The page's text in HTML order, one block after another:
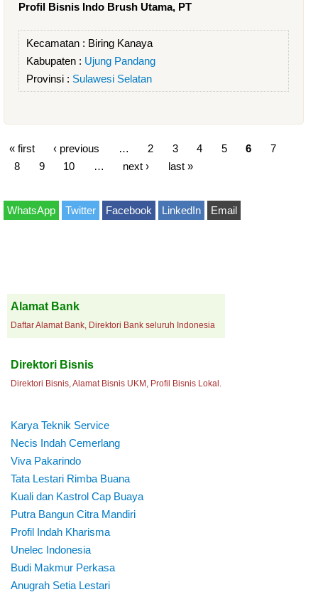
Profil Bisnis Indo Brush Utama, PT
Kecamatan : Biring Kanaya
Kabupaten : Ujung Pandang
Provinsi : Sulawesi Selatan
« first ‹ previous 2 3 4 5 6
7
8
9 10 next › last »
WhatsApp Twitter Facebook LinkedIn Email
Alamat Bank
Daftar Alamat Bank, Direktori Bank seluruh Indonesia
Direktori Bisnis
Direktori Bisnis, Alamat Bisnis UKM, Profil Bisnis Lokal.
Karya Teknik Service
Necis Indah Cemerlang
Viva Pakarindo
Tata Lestari Rimba Buana
Kuali dan Kastrol Cap Buaya
Putra Bangun Citra Mandiri
Profil Indah Kharisma
Unelec Indonesia
Budi Makmur Perkasa
Anugrah Setia Lestari